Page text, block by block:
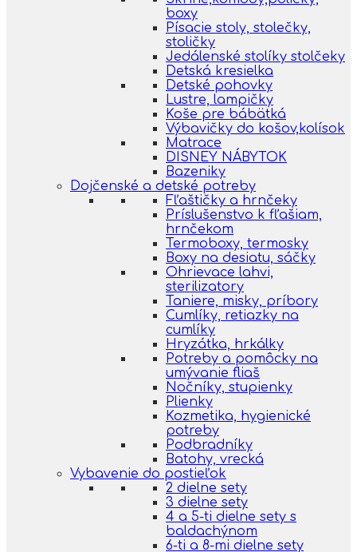
boxy
Písacie stoly, stolečky,
stoličky
Jedálenské stolíky stolčeky
Detská kresielka
Detské pohovky
Lustre, lampičky
Koše pre bábätká
Výbavičky do košov,kolísok
Matrace
DISNEY NÁBYTOK
Bazeniky
Dojčenské a detské potreby
Fľaštičky a hrnčeky
Príslušenstvo k fľašiam,
hrnčekom
Termoboxy, termosky
Boxy na desiatu, sáčky
Ohrievace lahvi,
sterilizatory
Taniere, misky, príbory
Cumlíky, retiazky na
cumlíky
Hryzátka, hrkálky
Potreby a pomôcky na
umývanie fliaš
Nočníky, stupienky
Plienky
Kozmetika, hygienické
potreby
Podbradníky
Batohy, vrecká
Vybavenie do postieľok
2 dielne sety
3 dielne sety
4 a 5-ti dielne sety s
baldachýnom
6-ti a 8-mi dielne sety